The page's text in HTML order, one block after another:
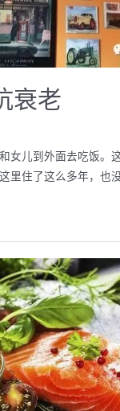
衰老
女儿到外面去吃饭。
里住了这么多年，也